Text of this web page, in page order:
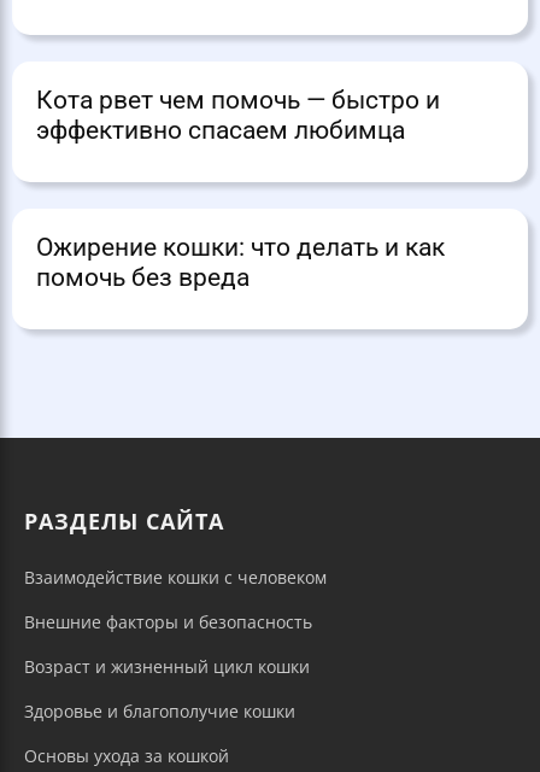
Кота рвет чем помочь — быстро и
эффективно спасаем любимца
Ожирение кошки: что делать и как
помочь без вреда
РАЗДЕЛЫ САЙТА
Взаимодействие кошки с человеком
Внешние факторы и безопасность
Возраст и жизненный цикл кошки
Здоровье и благополучие кошки
Основы ухода за кошкой